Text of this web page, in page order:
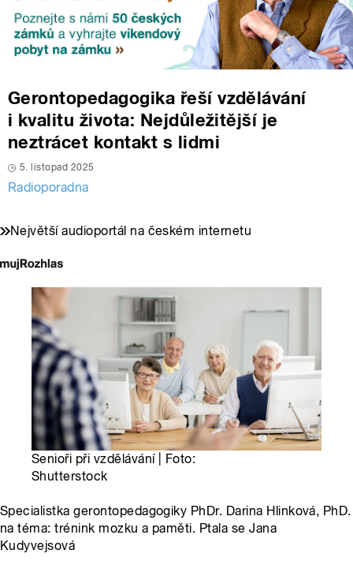
Gerontopedagogika řeší vzdělávání
i kvalitu života: Nejdůležitější je
neztrácet kontakt s lidmi
5. listopad 2025
Radioporadna
Největší audioportál na českém internetu
Senioři při vzdělávání | Foto:
Shutterstock
Specialistka gerontopedagogiky PhDr. Darina Hlinková, PhD.
na téma: trénink mozku a paměti. Ptala se Jana
Kudyvejsová